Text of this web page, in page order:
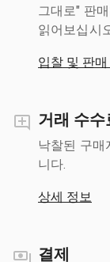
그대로" 판
읽어보십시
입찰 및 판
거래 수수
낙찰된 구
니다.
상세 정보
결제